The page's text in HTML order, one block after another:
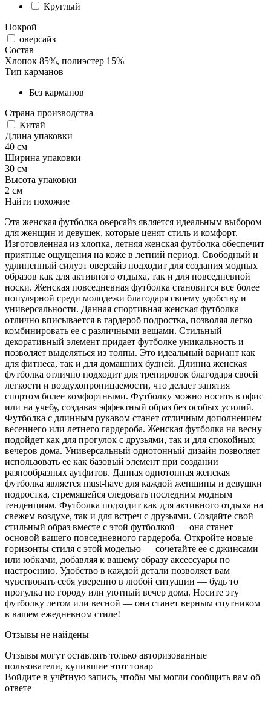
Круглый
Покрой
оверсайз
Состав
Хлопок 85%, полиэстер 15%
Тип карманов
Без карманов
Страна производства
Китай
Длина упаковки
40 см
Ширина упаковки
30 см
Высота упаковки
2 см
Найти похожие
Эта женская футболка оверсайз является идеальным выбором
для женщин и девушек, которые ценят стиль и комфорт.
Изготовленная из хлопка, летняя женская футболка обеспечит
приятные ощущения на коже в летний период. Свободный и
удлиненный силуэт оверсайз подходит для создания модных
образов как для активного отдыха, так и для повседневной
носки. Женская повседневная футболка становится все более
популярной среди молодежи благодаря своему удобству и
универсальности. Данная спортивная женская футболка
отлично вписывается в гардероб подростка, позволяя легко
комбинировать ее с различными вещами. Стильный
декоративный элемент придает футболке уникальность и
позволяет выделяться из толпы. Это идеальный вариант как
для фитнеса, так и для домашних будней. Длинна женская
футболка отлично подходит для тренировок благодаря своей
легкости и воздухопроницаемости, что делает занятия
спортом более комфортными. Футболку можно носить в офис
или на учебу, создавая эффектный образ без особых усилий.
Футболка с длинным рукавом станет отличным дополнением
весеннего или летнего гардероба. Женская футболка на весну
подойдет как для прогулок с друзьями, так и для спокойных
вечеров дома. Универсальный однотонный дизайн позволяет
использовать ее как базовый элемент при создании
разнообразных аутфитов. Данная однотонная женская
футболка является must-have для каждой женщины и девушки
подростка, стремящейся следовать последним модным
тенденциям. Футболка подходит как для активного отдыха на
свежем воздухе, так и для встреч с друзьями. Создайте свой
стильный образ вместе с этой футболкой — она станет
основой вашего повседневного гардероба. Откройте новые
горизонты стиля с этой моделью — сочетайте ее с джинсами
или юбками, добавляя к вашему образу аксессуары по
настроению. Удобство в каждой детали позволяет вам
чувствовать себя уверенно в любой ситуации — будь то
прогулка по городу или уютный вечер дома. Носите эту
футболку летом или весной — она станет верным спутником
в вашем ежедневном стиле!
Отзывы не найдены
Отзывы могут оставлять только авторизованные
пользователи, купившие этот товар
Войдите в учётную запись, чтобы мы могли сообщить вам об
ответе